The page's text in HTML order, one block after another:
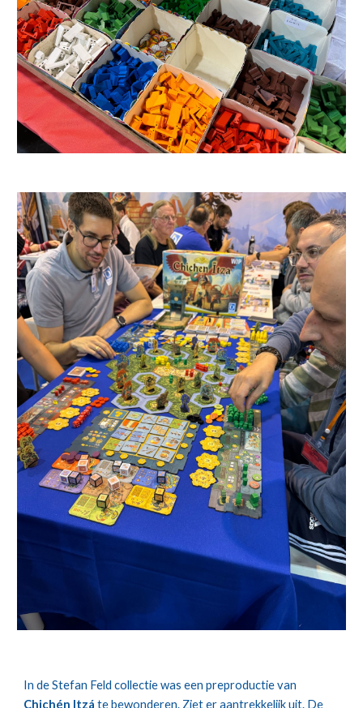
In de Stefan Feld collectie was een preproductie van
Chichén Itzáte bewonderen. Ziet er aantrekkelijk uit. De